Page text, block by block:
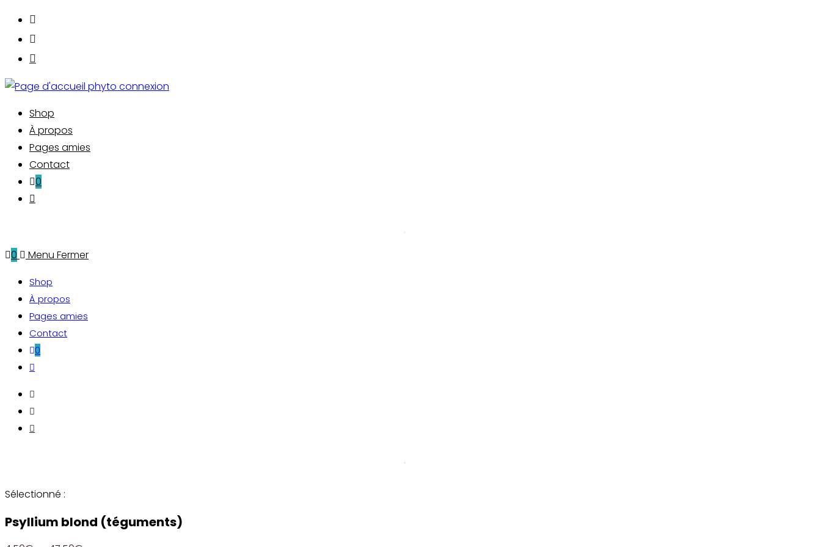
Skip
content
Shop
À propos
Pages amies
Contact
0
Toggle
0
Menu Fermer
Shop
À propos
Pages amies
Contact
0
Toggle
search
Sélectionné :
Psyllium blond (téguments)